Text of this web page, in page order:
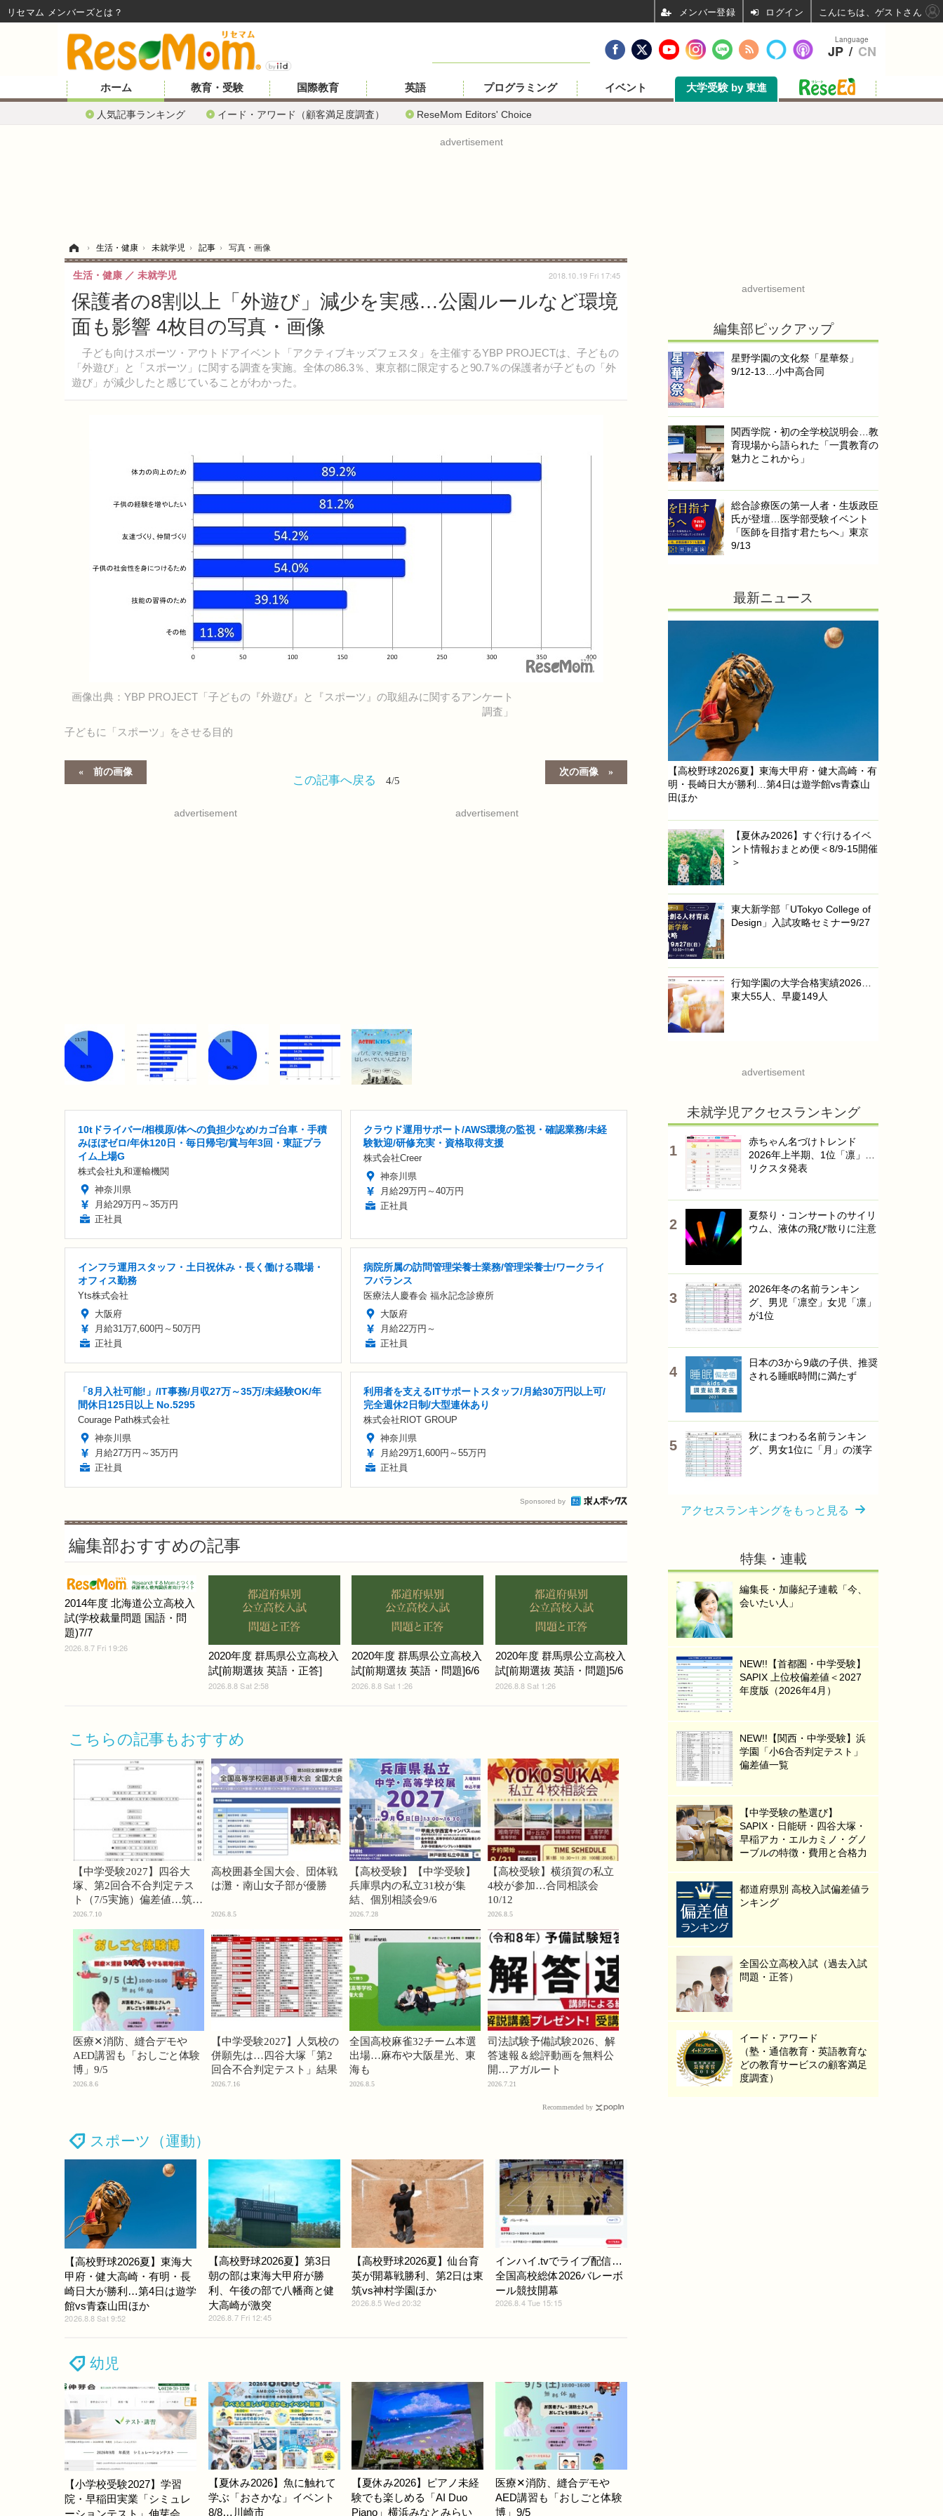
ホーム
人気記事ランキング イード・アワード（顧客満足度調査） ReseMom Editors' Choice
教育・受験 国際教育 英語 プログラミング イベント 大学受験 by 東進
advertisement
› 生活・健康 › 未就学児 › 記事 › 写真・画像
保護者の8割以上「外遊び」減少を実感…公園ルールなど環境
面も影響 4枚目の写真・画像
子ども向けスポーツ・アウトドアイベント「アクティブキッズフェスタ」を主催するYBP PROJECTは、子どもの
「外遊び」と「スポーツ」に関する調査を実施。全体の86.3％、東京都に限定すると90.7％の保護者が子どもの「外
遊び」が減少したと感じていることがわかった。
生活・健康 未就学児 2018.10.19 Fri 17:45
画像出典：YBP PROJECT「子どもの『外遊び』と『スポーツ』の取組みに関するアンケート
調査」
子どもに「スポーツ」をさせる目的
前の画像 次の画像
この記事へ戻る 4/5
advertisement advertisement
10tドライバー/相模原/体への負担少なめ/カゴ台車・手積
みほぼゼロ/年休120日・毎日帰宅/賞与年3回・東証プラ
イム上場G
株式会社丸和運輸機関
神奈川県
月給29万円～35万円
正社員
クラウド運用サポート/AWS環境の監視・確認業務/未経
験歓迎/研修充実・資格取得支援
株式会社Creer
神奈川県
月給29万円～40万円
正社員
インフラ運用スタッフ・土日祝休み・長く働ける職場・
オフィス勤務
Yts株式会社
大阪府
月給31万7,600円～50万円
正社員
病院所属の訪問管理栄養士業務/管理栄養士/ワークライ
フバランス
医療法人慶春会 福永記念診療所
大阪府
月給22万円～
正社員
「8月入社可能!」/IT事務/月収27万～35万/未経験OK/年
間休日125日以上 No.5295
Courage Path株式会社
神奈川県
月給27万円～35万円
正社員
利用者を支えるITサポートスタッフ/月給30万円以上可/
完全週休2日制/大型連休あり
株式会社RIOT GROUP
神奈川県
月給29万1,600円～55万円
正社員
Sponsored by
編集部おすすめの記事
2014年度 北海道公立高校入
試(学校裁量問題 国語・問
題)7/7
2026.8.7 Fri 19:26
2020年度 群馬県公立高校入
試[前期選抜 英語・正答]
2026.8.8 Sat 2:58
2020年度 群馬県公立高校入
試[前期選抜 英語・問題]6/6
2026.8.8 Sat 1:26
2020年度 群馬県公立高校入
試[前期選抜 英語・問題]5/6
2026.8.8 Sat 1:26
こちらの記事もおすすめ
【中学受験2027】四谷大
塚、第2回合不合判定テス
ト（7/5実施）偏差値…筑駒
74・桜蔭70＜PR＞
2026.7.10
高校囲碁全国大会、団体戦
は灘・南山女子部が優勝
2026.8.5
【高校受験】【中学受験】
兵庫県内の私立31校が集
結、個別相談会9/6
2026.7.28
【高校受験】横須賀の私立
4校が参加…合同相談会
10/12
2026.8.5
医療✕消防、縫合デモや
AED講習も「おしごと体験
博」9/5
2026.8.6
【中学受験2027】人気校の
併願先は…四谷大塚「第2
回合不合判定テスト」結果
2026.7.16
全国高校麻雀32チーム本選
出場…麻布や大阪星光、東
海も
2026.8.5
司法試験予備試験2026、解
答速報＆総評動画を無料公
開…アガルート
2026.7.21
Recommended by
スポーツ（運動）
【高校野球2026夏】東海大
甲府・健大高崎・有明・長
崎日大が勝利…第4日は遊学
館vs青森山田ほか
2026.8.8 Sat 9:52
【高校野球2026夏】第3日
朝の部は東海大甲府が勝
利、午後の部で八幡商と健
大高崎が激突
2026.8.7 Fri 12:45
【高校野球2026夏】仙台育
英が開幕戦勝利、第2日は東
筑vs神村学園ほか
2026.8.5 Wed 20:32
インハイ.tvでライブ配信…
全国高校総体2026バレーボ
ール競技開幕
2026.8.4 Tue 15:15
幼児
【小学校受験2027】学習
院・早稲田実業「シミュレ
ーションテスト」伸芽会
【夏休み2026】魚に触れて
学ぶ「おさかな」イベント
8/8…川崎市
【夏休み2026】ピアノ未経
験でも楽しめる「AI Duo
Piano」横浜みなとみらい
医療✕消防、縫合デモや
AED講習も「おしごと体験
博」9/5
advertisement
編集部ピックアップ
星野学園の文化祭「星華祭」
9/12-13…小中高合同
関西学院・初の全学校説明会…教
育現場から語られた「一貫教育の
魅力とこれから」
総合診療医の第一人者・生坂政臣
氏が登壇…医学部受験イベント
「医師を目指す君たちへ」東京
9/13
最新ニュース
【高校野球2026夏】東海大甲府・健大高崎・有
明・長崎日大が勝利…第4日は遊学館vs青森山
田ほか
【夏休み2026】すぐ行けるイベ
ント情報おまとめ便＜8/9-15開催
＞
東大新学部「UTokyo College of
Design」入試攻略セミナー9/27
行知学園の大学合格実績2026…
東大55人、早慶149人
advertisement
未就学児アクセスランキング
赤ちゃん名づけトレンド
2026年上半期、1位「凛」…
リクスタ発表
夏祭り・コンサートのサイリ
ウム、液体の飛び散りに注意
2026年冬の名前ランキン
グ、男児「凛空」女児「凛」
が1位
日本の3から9歳の子供、推奨
される睡眠時間に満たず
秋にまつわる名前ランキン
グ、男女1位に「月」の漢字
アクセスランキングをもっと見る
特集・連載
編集長・加藤紀子連載「今、
会いたい人」
NEW!!【首都圏・中学受験】
SAPIX 上位校偏差値＜2027
年度版（2026年4月）
NEW!!【関西・中学受験】浜
学園「小6合否判定テスト」
偏差値一覧
【中学受験の塾選び】
SAPIX・日能研・四谷大塚・
早稲アカ・エルカミノ・グノ
ーブルの特徴・費用と合格力
都道府県別 高校入試偏差値ラ
ンキング
全国公立高校入試（過去入試
問題・正答）
イード・アワード
（塾・通信教育・英語教育な
どの教育サービスの顧客満足
度調査）
Language
JP / CN
リセマム メンバーズ ログイン こんにちは、ゲストさん